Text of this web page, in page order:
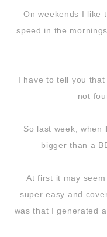
On weekends I like
speed in the
I have to tell you
not
So last week, when
bigger than a
At first it may
super easy and
was that I generated